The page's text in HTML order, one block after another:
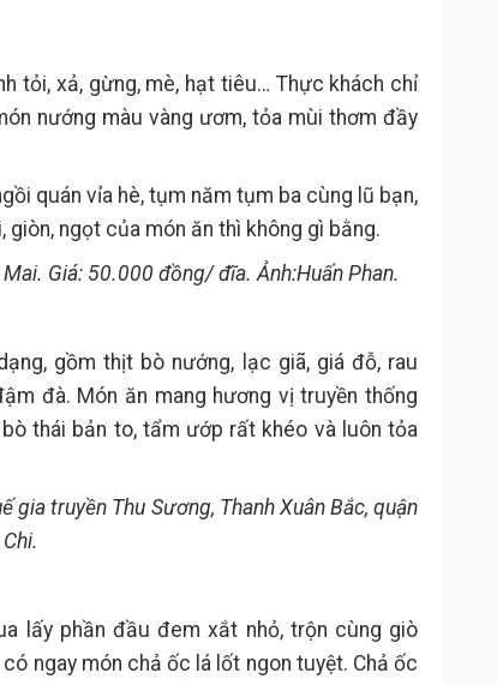
tỏi, xả, gừng, mè, hạt tiêu… Thực khách chỉ
nướng màu vàng ươm, tỏa mùi thơm đầy
quán vỉa hè, tụm năm tụm ba cùng lũ bạn,
ngọt của món ăn thì không gì bằng.
Giá: 50.000 đồng/ đĩa. Ảnh:Huấn Phan.
gồm thịt bò nướng, lạc giã, giá đỗ, rau
đà. Món ăn mang hương vị truyền thống
thái bản to, tẩm ướp rất khéo và luôn tỏa
truyền Thu Sương, Thanh Xuân Bắc, quận
lấy phần đầu đem xắt nhỏ, trộn cùng giò
ngay món chả ốc lá lốt ngon tuyệt. Chả ốc